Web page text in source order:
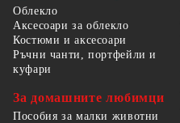
Облекло
Аксесоари за облекло
Костюми и аксесоари
Ръчни чанти, портфейли и
куфари
За домашните любимци
Пособия за малки животни